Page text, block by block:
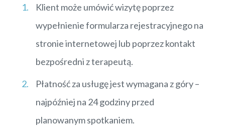
Klient może umówić wizytę poprzez
wypełnienie formularza rejestracyjnego na
stronie internetowej lub poprzez kontakt
bezpośredni z terapeutą.
Płatność za usługę jest wymagana z góry –
najpóźniej na 24 godziny przed
planowanym spotkaniem.